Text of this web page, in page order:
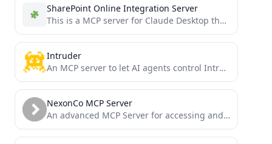
SharePoint Online Integration Server
This is a MCP server for Claude Desktop that allows you to interact with SharePoint Online using the...
Intruder
An MCP server to let AI agents control Intruder
NexonCo MCP Server
An advanced MCP Server for accessing and analyzing clinical evidence data, with flexible search options to support precision...